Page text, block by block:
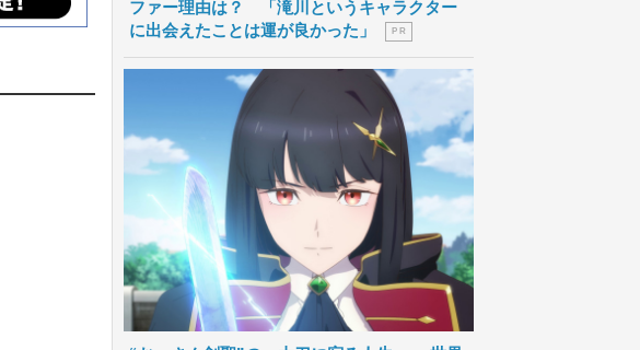
ファー理由は？ 「滝川というキャラクター
に出会えたことは運が良かった」
P R